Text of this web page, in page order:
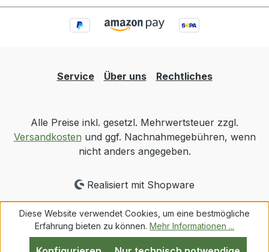
Service Über uns Rechtliches
Alle Preise inkl. gesetzl. Mehrwertsteuer zzgl.
Versandkosten und ggf. Nachnahmegebühren, wenn
nicht anders angegeben.
Realisiert mit Shopware
Diese Website verwendet Cookies, um eine bestmögliche
Erfahrung bieten zu können. Mehr Informationen ...